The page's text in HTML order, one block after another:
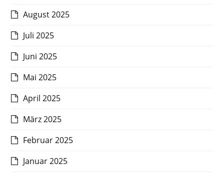
August 2025
Juli 2025
Juni 2025
Mai 2025
April 2025
März 2025
Februar 2025
Januar 2025